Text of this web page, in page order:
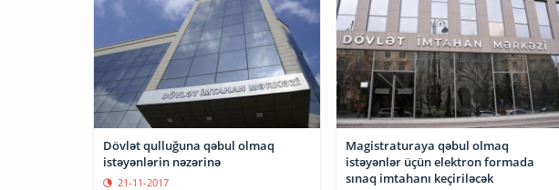
Dövlət qulluğuna qəbul olmaq
istəyənlərin nəzərinə
21-11-2017
Magistraturaya qəbul olmaq
istəyənlər üçün elektron formada
sınaq imtahanı keçiriləcək